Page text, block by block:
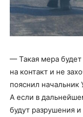
— Такая мера
на контакт и не
пояснил
А если в
будут разрушения